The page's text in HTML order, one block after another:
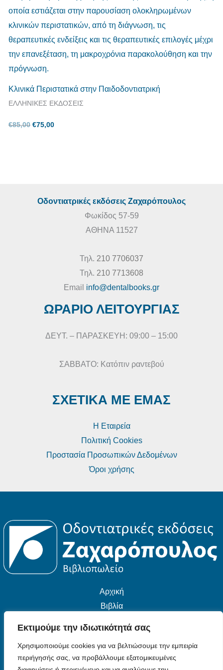
Εκτιμούμε την ιδιωτικότητά σας
Χρησιμοποιούμε cookies για να βελτιώσουμε την εμπειρία
περιήγησής σας, να προβάλλουμε εξατομικευμένες
Κλινικά Περιστατικά στην Παιδοδοντιατρική
ΕΛΛΗΝΙΚΕΣ ΕΚΔΟΣΕΙΣ
€85,00 €75,00
Οδοντιατρικές εκδόσεις Ζαχαρόπουλος
Φωκίδος 57-59
ΑΘΗΝΑ 11527
Τηλ. 210 7706037
Τηλ. 210 7713608
Email info@dentalbooks.gr
ΩΡΑΡΙΟ ΛΕΙΤΟΥΡΓΙΑΣ
ΔΕΥΤ. – ΠΑΡΑΣΚΕΥΗ: 09:00 – 15:00
ΣΑΒΒΑΤΟ: Κατόπιν ραντεβού
ΣΧΕΤΙΚΑ ΜΕ ΕΜΑΣ
Η Εταιρεία
Πολιτική Cookies
Προστασία Προσωπικών Δεδομένων
Όροι χρήσης
Αρχική
Βιβλία
Επικοινωνία